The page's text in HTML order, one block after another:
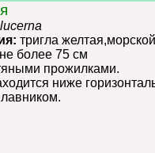
тригла
не более 75 см
прожилками.
ниже